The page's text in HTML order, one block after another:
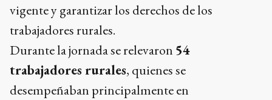
vigente y garantizar los derechos de los
trabajadores rurales.
Durante la jornada se relevaron 54
trabajadores rurales, quienes se
desempeñaban principalmente en